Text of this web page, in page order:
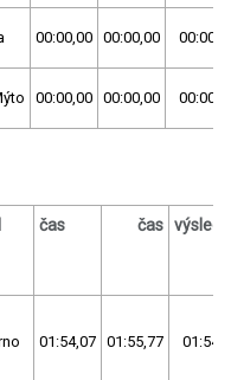
00:00,00 00:00,00
00:00,00 00:00,00
čas čas
01:54,07 01:55,77